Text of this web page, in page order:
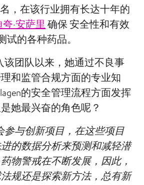
，在该行业拥有长达十年的
·安萨里 确保安全性和有效
试的各种药品。
该团队以来，她通过不良事
和监管合规方面的专业知
的安全管理流程方面发挥
她最兴奋的角色呢？
参与创新项目，在这些项目
的数据分析来预测和减轻潜
物警戒在不断发展，因此，
规还是探索新方法，总有新